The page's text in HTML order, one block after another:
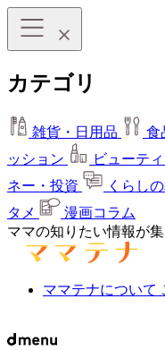
カテゴリ
雑貨・日用品 食
ッション
ビューティ
ネー・投資
くらし
タメ
漫画コラム
ママの知りたい情報が
ママテナについて